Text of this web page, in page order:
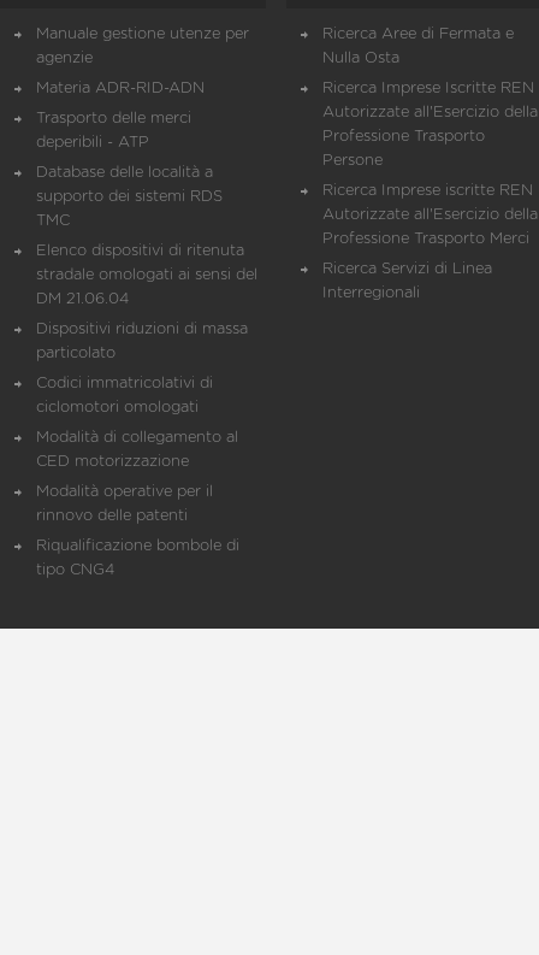
Manuale gestione utenze per
agenzie
Materia ADR-RID-ADN
Trasporto delle merci
deperibili - ATP
Database delle località a
supporto dei sistemi RDS
TMC
Elenco dispositivi di ritenuta
stradale omologati ai sensi del
DM 21.06.04
Dispositivi riduzioni di massa
particolato
Codici immatricolativi di
ciclomotori omologati
Modalità di collegamento al
CED motorizzazione
Modalità operative per il
rinnovo delle patenti
Riqualificazione bombole di
tipo CNG4
Ricerca Aree di Fermata e
Nulla Osta
Ricerca Imprese Iscritte REN
Autorizzate all'Esercizio della
Professione Trasporto
Persone
Ricerca Imprese iscritte REN
Autorizzate all'Esercizio della
Professione Trasporto Merci
Ricerca Servizi di Linea
Interregionali